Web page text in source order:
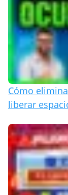
Cómo
liberar